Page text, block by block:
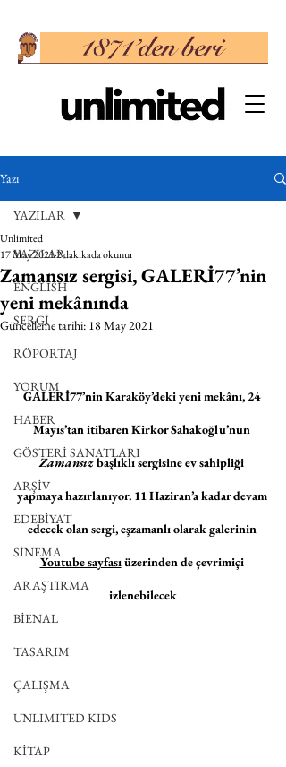
Yazı
YAZILAR
ENGLISH
SERGİ
RÖPORTAJ
YORUM
HABER
GÖSTERİ SANATLARI
ARŞİV
EDEBİYAT
SİNEMA
ARAŞTIRMA
BİENAL
TASARIM
ÇALIŞMA
UNLIMITED KIDS
KİTAP
YAZILAR
Zamansız sergisi, GALERİ77’nin
yeni mekânında
Unlimited
17 May 20212 dakikada okunur
Güncelleme tarihi: 18 May 2021
GALERİ77’nin Karaköy’deki yeni mekânı, 24
Mayıs’tan itibaren Kirkor Sahakoğlu’nun
Zamansız başlıklı sergisine ev sahipliği
yapmaya hazırlanıyor. 11 Haziran’a kadar devam
edecek olan sergi, eşzamanlı olarak galerinin
Youtube sayfası üzerinden de çevrimiçi
izlenebilecek